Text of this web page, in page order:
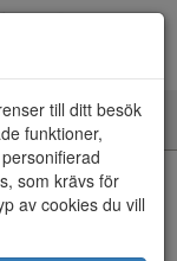
till ditt besök
funktioner,
som krävs för
av cookies du vill